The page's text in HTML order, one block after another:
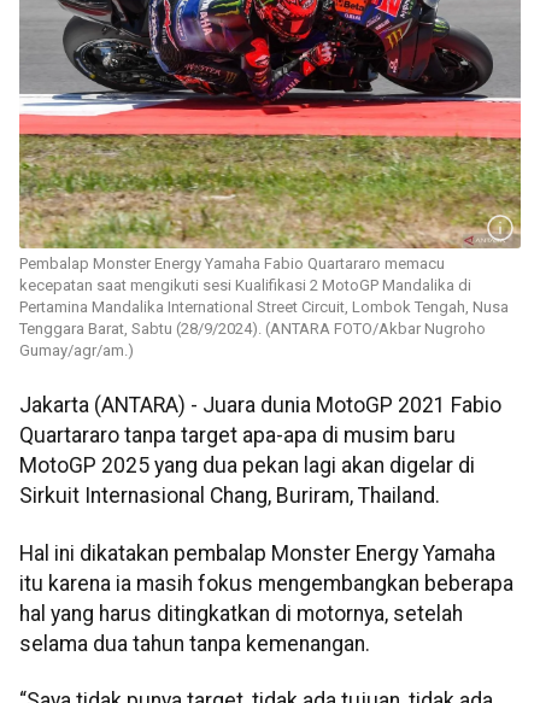
Pembalap Monster Energy Yamaha Fabio Quartararo memacu
kecepatan saat mengikuti sesi Kualifikasi 2 MotoGP Mandalika di
Pertamina Mandalika International Street Circuit, Lombok Tengah, Nusa
Tenggara Barat, Sabtu (28/9/2024). (ANTARA FOTO/Akbar Nugroho
Gumay/agr/am.)
Jakarta (ANTARA) - Juara dunia MotoGP 2021 Fabio
Quartararo tanpa target apa-apa di musim baru
MotoGP 2025 yang dua pekan lagi akan digelar di
Sirkuit Internasional Chang, Buriram, Thailand.
Hal ini dikatakan pembalap Monster Energy Yamaha
itu karena ia masih fokus mengembangkan beberapa
hal yang harus ditingkatkan di motornya, setelah
selama dua tahun tanpa kemenangan.